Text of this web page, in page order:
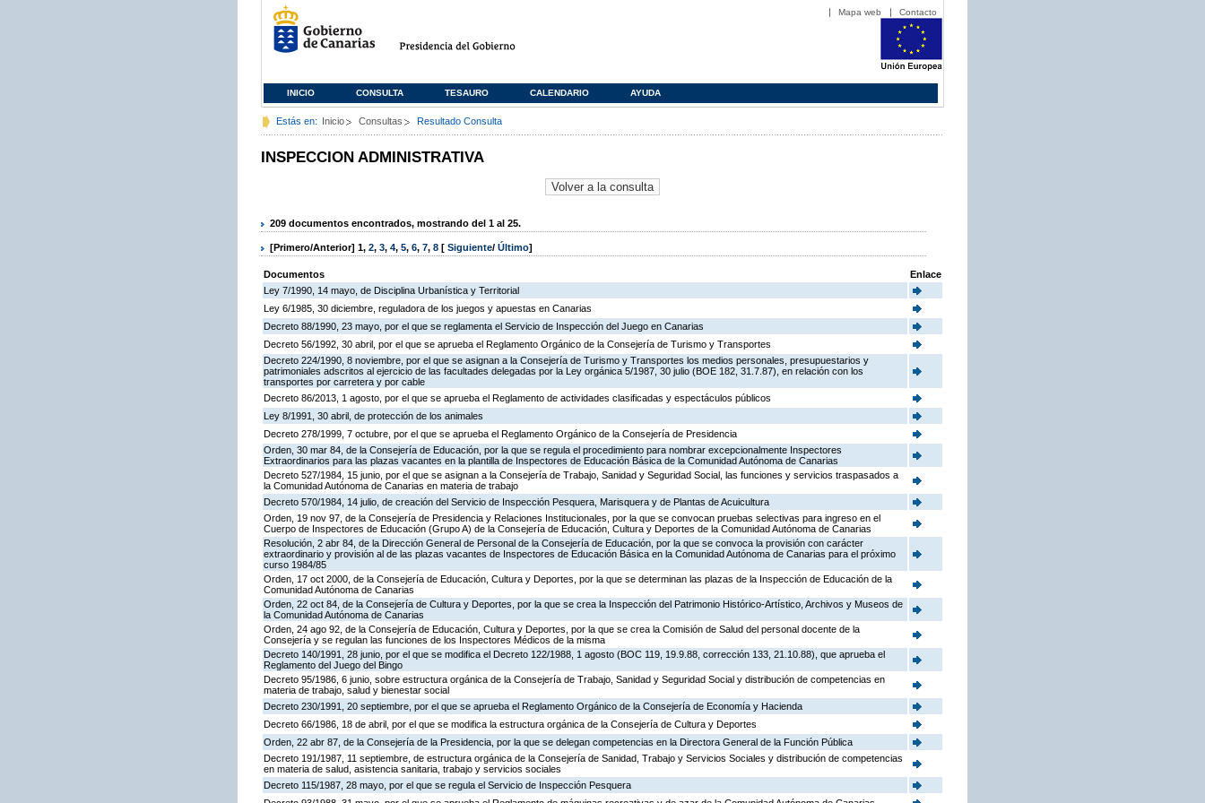
Mapa web Contacto
INICIO CONSULTA TESAURO CALENDARIO AYUDA
Estás en: Inicio Consultas Resultado Consulta
INSPECCION ADMINISTRATIVA
209 documentos encontrados, mostrando del 1 al 25.
[Primero/Anterior] 1, 2, 3, 4, 5, 6, 7, 8 [ Siguiente/ Último]
Documentos
Enlace
Ley 7/1990, 14 mayo, de Disciplina Urbanística y Territorial
Ley 6/1985, 30 diciembre, reguladora de los juegos y apuestas en Canarias
Decreto 88/1990, 23 mayo, por el que se reglamenta el Servicio de Inspección del Juego en Canarias
Decreto 56/1992, 30 abril, por el que se aprueba el Reglamento Orgánico de la Consejería de Turismo y Transportes
Decreto 224/1990, 8 noviembre, por el que se asignan a la Consejería de Turismo y Transportes los medios personales, presupuestarios y
patrimoniales adscritos al ejercicio de las facultades delegadas por la Ley orgánica 5/1987, 30 julio (BOE 182, 31.7.87), en relación con los
transportes por carretera y por cable
Decreto 86/2013, 1 agosto, por el que se aprueba el Reglamento de actividades clasificadas y espectáculos públicos
Ley 8/1991, 30 abril, de protección de los animales
Decreto 278/1999, 7 octubre, por el que se aprueba el Reglamento Orgánico de la Consejería de Presidencia
Orden, 30 mar 84, de la Consejería de Educación, por la que se regula el procedimiento para nombrar excepcionalmente Inspectores
Extraordinarios para las plazas vacantes en la plantilla de Inspectores de Educación Básica de la Comunidad Autónoma de Canarias
Decreto 527/1984, 15 junio, por el que se asignan a la Consejería de Trabajo, Sanidad y Seguridad Social, las funciones y servicios traspasados a
la Comunidad Autónoma de Canarias en materia de trabajo
Decreto 570/1984, 14 julio, de creación del Servicio de Inspección Pesquera, Marisquera y de Plantas de Acuicultura
Orden, 19 nov 97, de la Consejería de Presidencia y Relaciones Institucionales, por la que se convocan pruebas selectivas para ingreso en el
Cuerpo de Inspectores de Educación (Grupo A) de la Consejería de Educación, Cultura y Deportes de la Comunidad Autónoma de Canarias
Resolución, 2 abr 84, de la Dirección General de Personal de la Consejería de Educación, por la que se convoca la provisión con carácter
extraordinario y provisión al de las plazas vacantes de Inspectores de Educación Básica en la Comunidad Autónoma de Canarias para el próximo
curso 1984/85
Orden, 17 oct 2000, de la Consejería de Educación, Cultura y Deportes, por la que se determinan las plazas de la Inspección de Educación de la
Comunidad Autónoma de Canarias
Orden, 22 oct 84, de la Consejería de Cultura y Deportes, por la que se crea la Inspección del Patrimonio Histórico-Artístico, Archivos y Museos de
la Comunidad Autónoma de Canarias
Orden, 24 ago 92, de la Consejería de Educación, Cultura y Deportes, por la que se crea la Comisión de Salud del personal docente de la
Consejería y se regulan las funciones de los Inspectores Médicos de la misma
Decreto 140/1991, 28 junio, por el que se modifica el Decreto 122/1988, 1 agosto (BOC 119, 19.9.88, corrección 133, 21.10.88), que aprueba el
Reglamento del Juego del Bingo
Decreto 95/1986, 6 junio, sobre estructura orgánica de la Consejería de Trabajo, Sanidad y Seguridad Social y distribución de competencias en
materia de trabajo, salud y bienestar social
Decreto 230/1991, 20 septiembre, por el que se aprueba el Reglamento Orgánico de la Consejería de Economía y Hacienda
Decreto 66/1986, 18 de abril, por el que se modifica la estructura orgánica de la Consejería de Cultura y Deportes
Orden, 22 abr 87, de la Consejería de la Presidencia, por la que se delegan competencias en la Directora General de la Función Pública
Decreto 191/1987, 11 septiembre, de estructura orgánica de la Consejería de Sanidad, Trabajo y Servicios Sociales y distribución de competencias
en materia de salud, asistencia sanitaria, trabajo y servicios sociales
Decreto 115/1987, 28 mayo, por el que se regula el Servicio de Inspección Pesquera